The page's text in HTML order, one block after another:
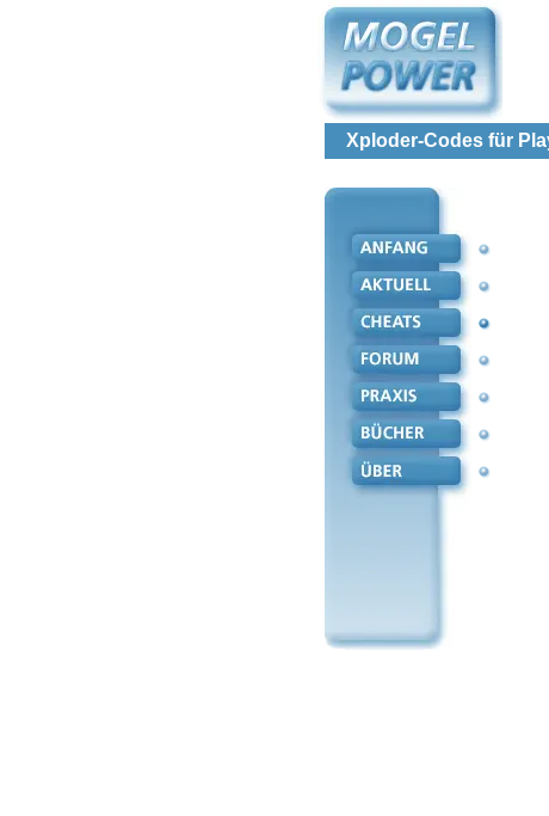
Xploder-Codes für